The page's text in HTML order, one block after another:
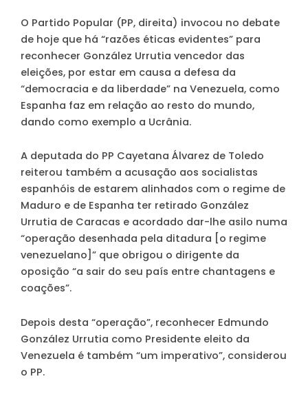
O Partido Popular (PP, direita) invocou no debate
de hoje que há “razões éticas evidentes” para
reconhecer González Urrutia vencedor das
eleições, por estar em causa a defesa da
“democracia e da liberdade” na Venezuela, como
Espanha faz em relação ao resto do mundo,
dando como exemplo a Ucrânia.
A deputada do PP Cayetana Álvarez de Toledo
reiterou também a acusação aos socialistas
espanhóis de estarem alinhados com o regime de
Maduro e de Espanha ter retirado González
Urrutia de Caracas e acordado dar-lhe asilo numa
“operação desenhada pela ditadura [o regime
venezuelano]” que obrigou o dirigente da
oposição “a sair do seu país entre chantagens e
coações”.
Depois desta “operação”, reconhecer Edmundo
González Urrutia como Presidente eleito da
Venezuela é também “um imperativo”, considerou
o PP.